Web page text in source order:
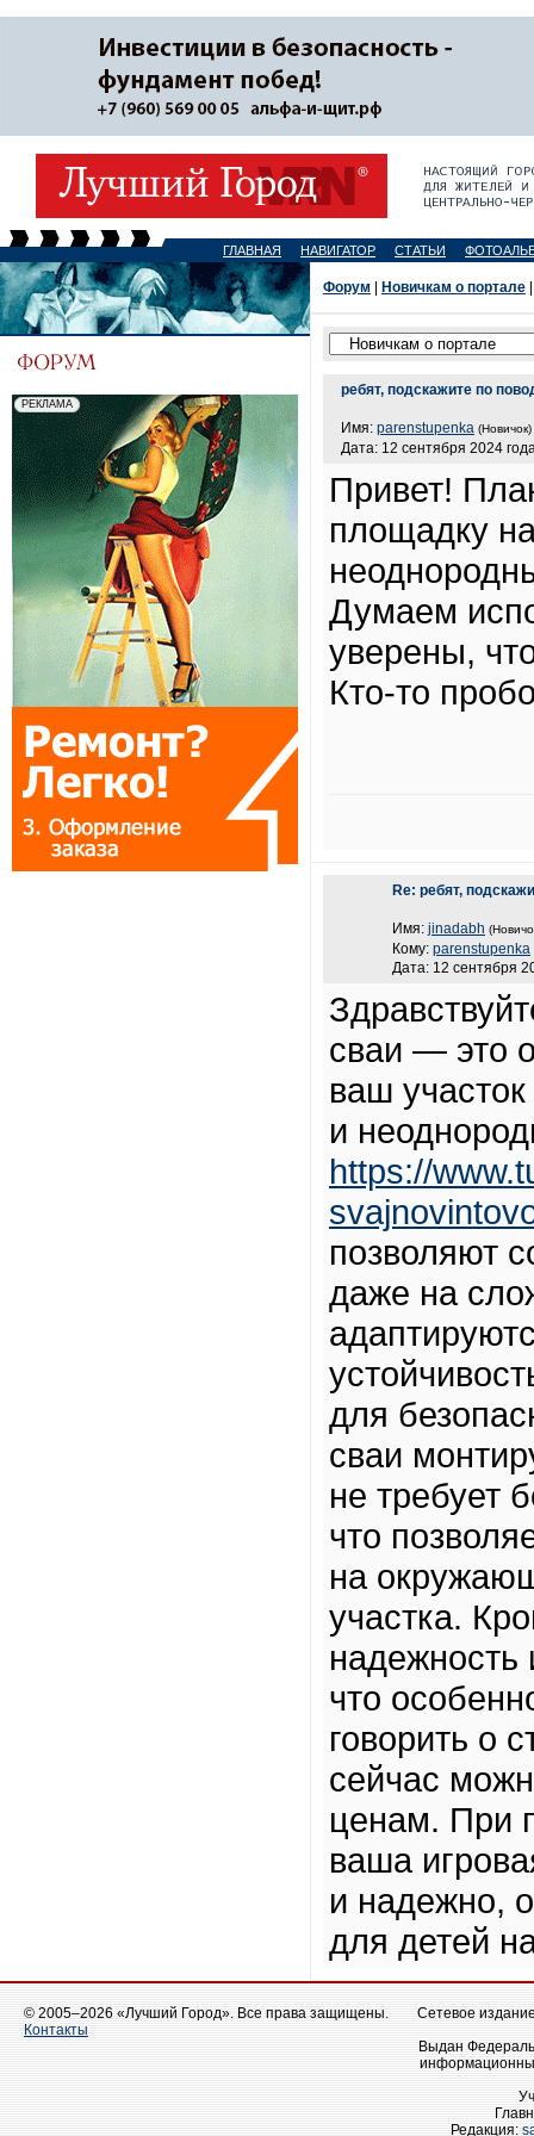
ГЛАВНАЯ НАВИГАТОР СТАТЬИ
Форум Новичкам о портале
ребят, подскажите по
Имя: parenstupenka (Новичок)
Дата: 12 сентября 2024
Привет!
площадку
Думаем
уверены,
Кто-то
Re: ребят,
Имя: jinadabh
Кому: parenstupenka
Дата: 12 сентября
сваи — это
ваш
и
https://
позволяют
даже на
для
сваи
не требует
что
на
участка.
надежность
что
говорить о
сейчас
ценам. При
ваша
и надежно,
для детей
© 2005–2026 «Лучший Город». Все права защищены.
Контакты
Сетевое
Выдан
Редакция: